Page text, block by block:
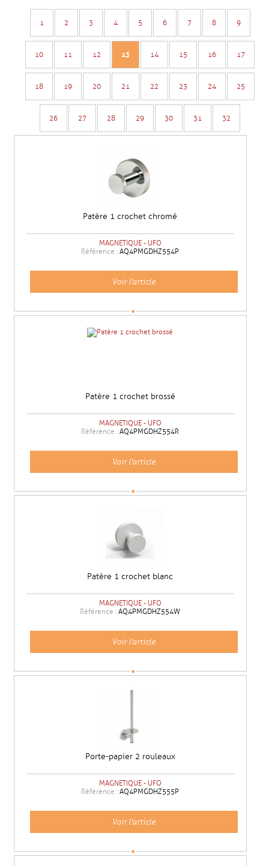
1 2 3 4 5 6 7 8 9
10 11 12 13 14 15 16 17
18 19 20 21 22 23 24 25
26 27 28 29 30 31 32
Patère 1 crochet chromé
MAGNETIQUE - UFO
Référence :AQ4PMGDHZ554P
Voir l'article
Patère 1 crochet brossé
MAGNETIQUE - UFO
Référence :AQ4PMGDHZ554R
Voir l'article
Patère 1 crochet blanc
MAGNETIQUE - UFO
Référence :AQ4PMGDHZ554W
Voir l'article
Porte-papier 2 rouleaux
MAGNETIQUE - UFO
Référence :AQ4PMGDHZ555P
Voir l'article